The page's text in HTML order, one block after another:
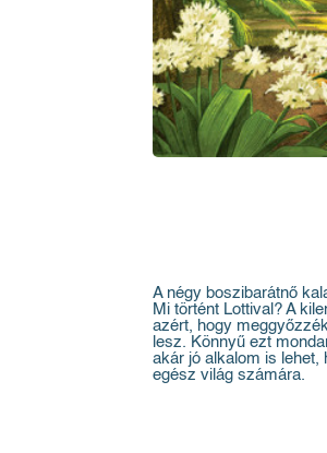
A négy boszibarátnő
Mi történt Lottival? A
azért, hogy
lesz. Könnyű ezt
akár jó alkalom is
egész világ számára.